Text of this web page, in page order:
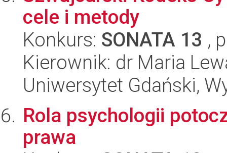
cele i metody
Konkurs: SONATA 13 ,
Kierownik: dr Maria
Uniwersytet Gdański,
Rola psychologii
prawa